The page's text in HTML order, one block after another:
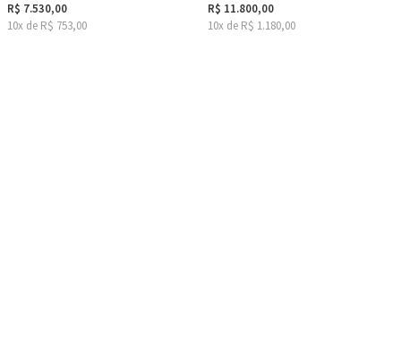
R$ 7.530,00
10x de R$ 753,00
R$ 11.800,00
10x de R$ 1.180,00